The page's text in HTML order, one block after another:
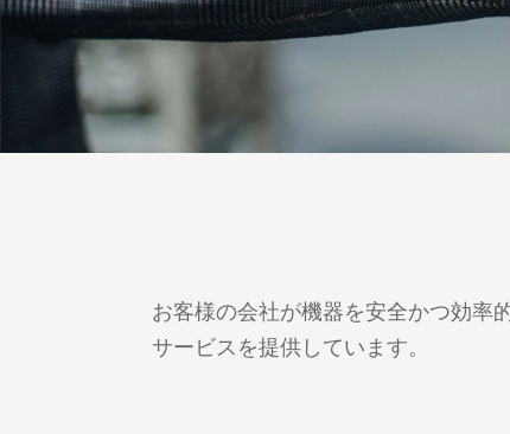
お客様の会社が機器を安全かつ効率
サービスを提供しています。